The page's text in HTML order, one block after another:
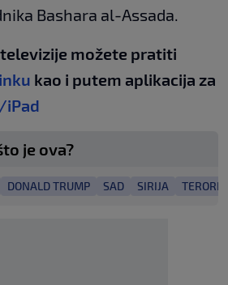
Bashara al-Assada.
možete pratiti
kao i putem aplikacija za
iPad
je ova?
DONALD TRUMP SAD SIRIJA